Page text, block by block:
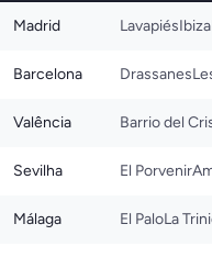
Madrid
Barcelona
Valência Barrio del
Sevilha El
Málaga El PaloLa